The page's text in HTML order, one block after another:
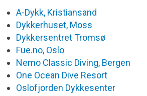
A-Dykk, Kristiansand
Dykkerhuset, Moss
Dykkersentret Tromsø
Fue.no, Oslo
Nemo Classic Diving, Bergen
One Ocean Dive Resort
Oslofjorden Dykkesenter